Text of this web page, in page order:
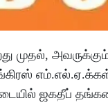
முதல்,
ஜகதீப்